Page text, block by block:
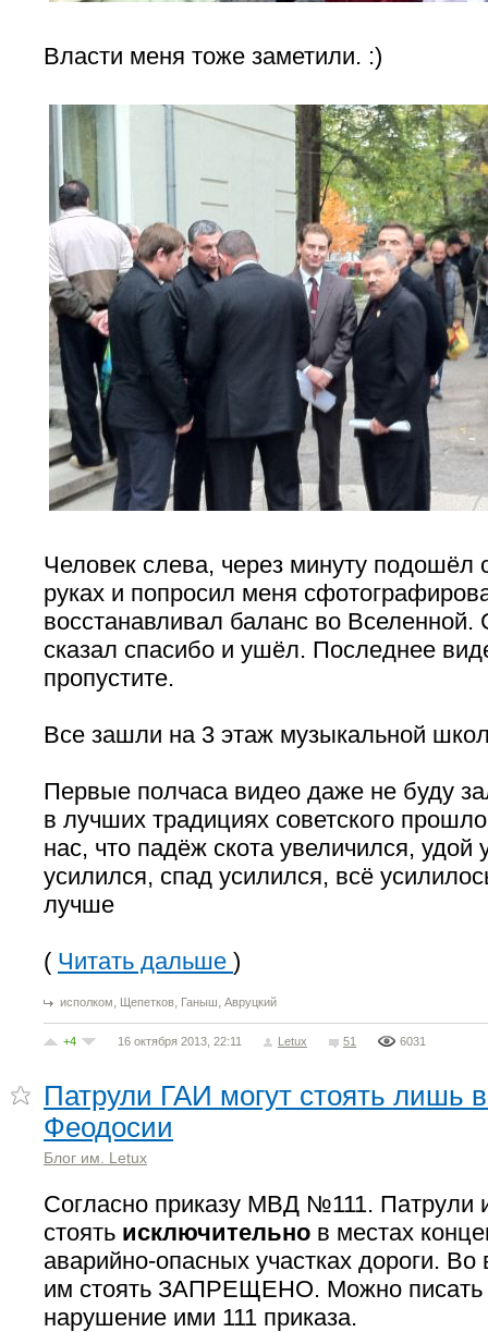
Власти меня тоже заметили. :)
Человек слева, через минуту подошёл
руках и попросил меня
восстанавливал баланс во
сказал спасибо и ушёл. Последнее
пропустите.
Все зашли на 3 этаж музыкальной
Первые полчаса видео даже не буду
в лучших традициях советского
нас, что падёж скота увеличился, удой
усилился, спад усилился, всё
лучше
( Читать дальше )
исполком, Щепетков, Ганыш, Авруцкий
+4 16 октября 2013, 22:11 Letux 51 6031
Патрули ГАИ могут стоять лишь
Феодосии
Блог им. Letux
Согласно приказу МВД №111. Патрули
стоять исключительно в местах
аварийно-опасных участках дороги. Во
им стоять ЗАПРЕЩЕНО. Можно писать
нарушение ими 111 приказа.